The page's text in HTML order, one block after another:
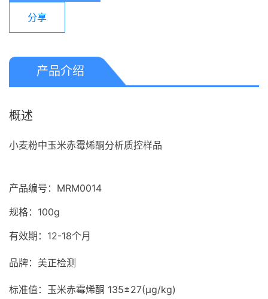
分享
产品介绍
概述
小麦粉中玉米赤霉烯酮分析质控样品
产品编号：MRM0014
规格：100g
有效期：12-18个月
品牌： 美正检测
标准值： 玉米赤霉烯酮 135±27(μg/kg)